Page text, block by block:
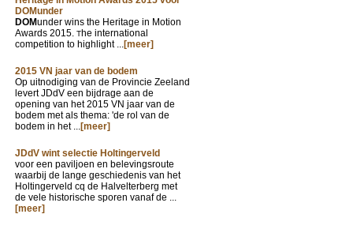
DOMunder
DOMunder wins the Heritage in Motion
Awards 2015. The international
competition to highlight ...[meer]
2015 VN jaar van de bodem
Op uitnodiging van de Provincie Zeeland
levert JDdV een bijdrage aan de
opening van het 2015 VN jaar van de
bodem met als thema: 'de rol van de
bodem in het ...[meer]
JDdV wint selectie Holtingerveld
voor een paviljoen en belevingsroute
waarbij de lange geschiedenis van het
Holtingerveld cq de Halvelterberg met
de vele historische sporen vanaf de ...
[meer]